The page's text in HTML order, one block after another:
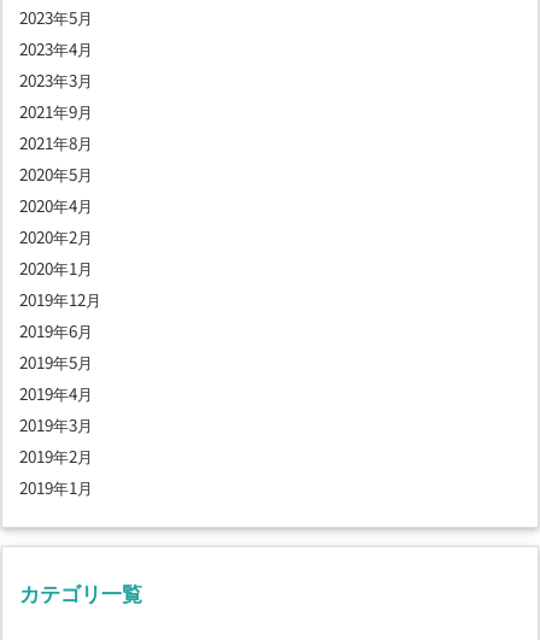
2023年5月
2023年4月
2023年3月
2021年9月
2021年8月
2020年5月
2020年4月
2020年2月
2020年1月
2019年12月
2019年6月
2019年5月
2019年4月
2019年3月
2019年2月
2019年1月
カテゴリ一覧